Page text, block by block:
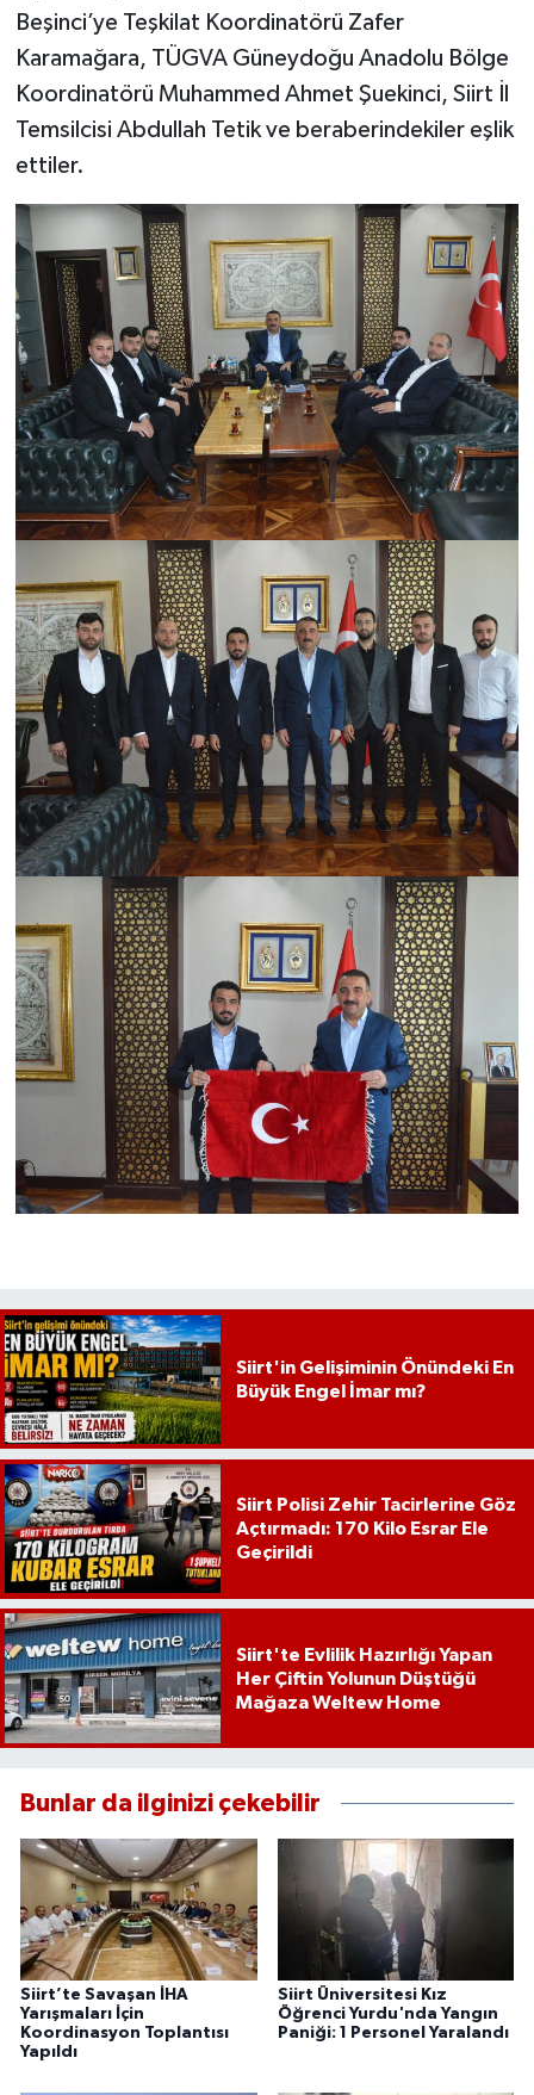
Beşinci’ye Teşkilat Koordinatörü Zafer
Karamağara, TÜGVA Güneydoğu Anadolu Bölge
Koordinatörü Muhammed Ahmet Şuekinci, Siirt İl
Temsilcisi Abdullah Tetik ve beraberindekiler eşlik
ettiler.
Siirt'in Gelişiminin Önündeki En
Büyük Engel İmar mı?
Siirt Polisi Zehir Tacirlerine Göz
Açtırmadı: 170 Kilo Esrar Ele
Geçirildi
Siirt'te Evlilik Hazırlığı Yapan
Her Çiftin Yolunun Düştüğü
Mağaza Weltew Home
Bunlar da ilginizi çekebilir
Siirt’te Savaşan İHA
Yarışmaları İçin
Koordinasyon Toplantısı
Yapıldı
Siirt Üniversitesi Kız
Öğrenci Yurdu'nda Yangın
Paniği: 1 Personel Yaralandı